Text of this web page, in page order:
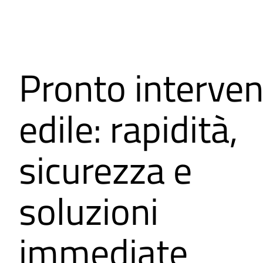
Pronto
edile: rapidità,
sicurezza e
soluzioni